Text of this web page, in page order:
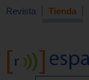
Revista Tienda